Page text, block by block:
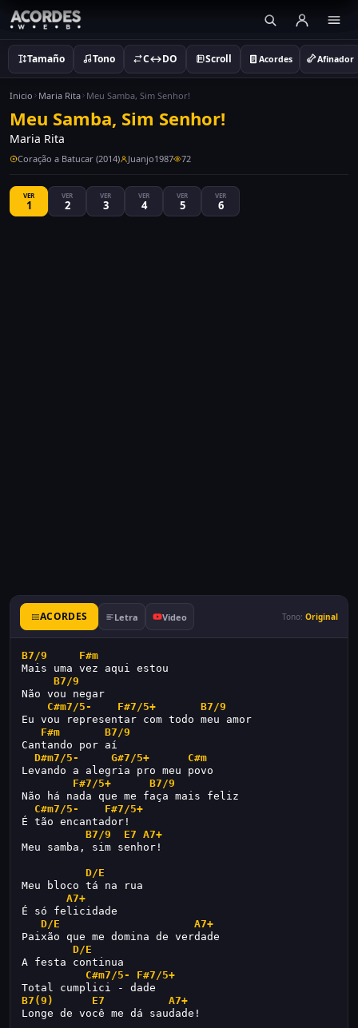
Tamaño Tono C↔DO Scroll Acordes Afinador
Inicio Maria Rita Meu Samba, Sim Senhor!
Meu Samba, Sim Senhor!
Maria Rita
Coração a Batucar (2014) Juanjo1987 72
VER
1
VER
2
VER
3
VER
4
VER
5
VER
6
ACORDES Letra Video Tono: Original
B7/9
F#m
Mais uma vez aqui estou
B7/9
Não vou negar
C#m7/5-
F#7/5+
B7/9
Eu vou representar com todo meu amor
F#m
B7/9
Cantando por aí
D#m7/5-
G#7/5+
C#m
Levando a alegria pro meu povo
F#7/5+
B7/9
Não há nada que me faça mais feliz
C#m7/5-
F#7/5+
É tão encantador!
B7/9
E7 A7+
Meu samba, sim senhor!
D/E
Meu bloco tá na rua
A7+
É só felicidade
D/E
A7+
Paixão que me domina de verdade
D/E
A festa continua
C#m7/5-
F#7/5+
Total cumplici - dade
B7(9)
E7
A7+
Longe de você me dá saudade!